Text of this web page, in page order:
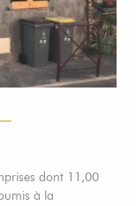
dont 11,00
à la